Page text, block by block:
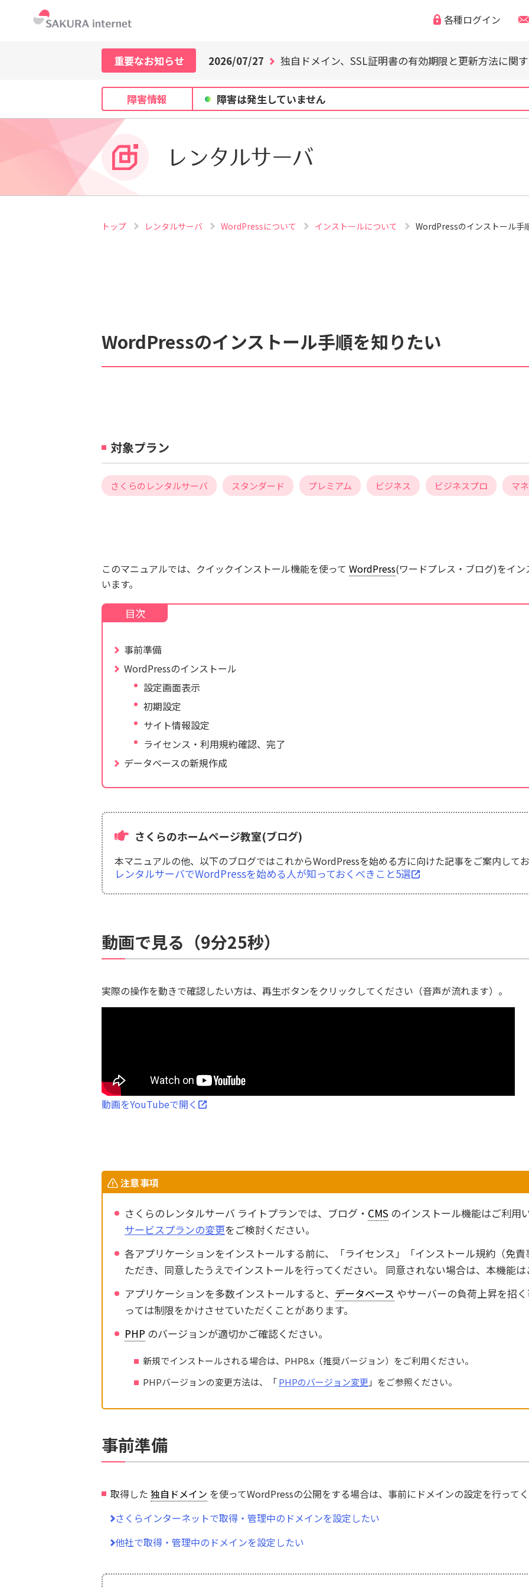
個人情報保護のため、お名前や連絡先、会員IDを入力しないでください。サイト内検索について
各種ログイン
重要なお知らせ
「なりすまし・フィッシング詐欺などの迷惑メール」「
2026/07/21
WordPress の脆弱性にご注意ください（CVE-2026-
2026/07/27
独自ドメイン、SSL証明書の有効期限と更新方法に関す
2026/07/21
WordPress の脆弱性にご注意ください（CVE-2026-
障害情報 障害は発生していません
レンタルサーバ
トップ レンタルサーバ WordPressについて インストールについて WordPressのインストール手
WordPressのインストール手順を知りたい
対象プラン
さくらのレンタルサーバ スタンダード プレミアム ビジネス ビジネスプロ マ
このマニュアルでは、クイックインストール機能を使って WordPress(ワードプレス・ブログ)をイ
います。
事前準備
WordPressのインストール
設定画面表示
初期設定
サイト情報設定
ライセンス・利用規約確認、完了
データベースの新規作成
さくらのホームページ教室(ブログ)
本マニュアルの他、以下のブログではこれからWordPressを始める方に向けた記事をご案内してお
レンタルサーバでWordPressを始める人が知っておくべきこと5選
動画で見る（9分25秒）
実際の操作を動きで確認したい方は、再生ボタンをクリックしてください（音声が流れます）。
動画をYouTubeで開く
注意事項
さくらのレンタルサーバ ライトプランでは、ブログ・ CMS のインストール機能はご利用
サービスプランの変更をご検討ください。
各アプリケーションをインストールする前に、「ライセンス」「インストール規約（免
ただき、同意したうえでインストールを行ってください。 同意されない場合は、本機能は
アプリケーションを多数インストールすると、 データベース やサーバーの負荷上昇を招
っては制限をかけさせていただくことがあります。
PHP のバージョンが適切かご確認ください。
新規でインストールされる場合は、PHP8.x（推奨バージョン）をご利用ください。
PHPバージョンの変更方法は、「PHPのバージョン変更 」をご参照ください。
事前準備
取得した 独自ドメイン を使ってWordPressの公開をする場合は、事前にドメインの設定を行ってく
さくらインターネットで取得・管理中のドメインを設定したい
他社で取得・管理中のドメインを設定したい